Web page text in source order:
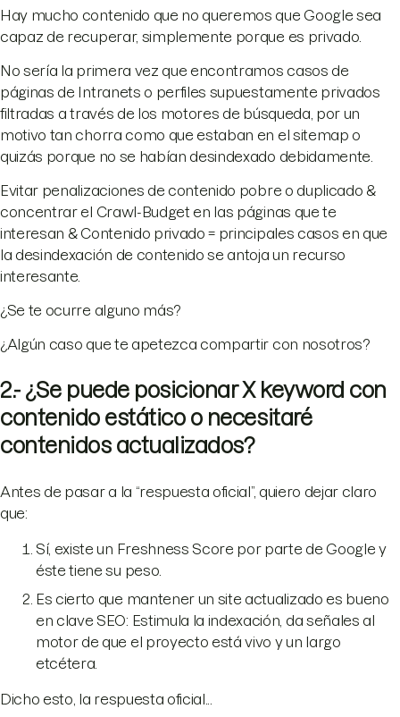
Hay mucho contenido que no queremos que Google sea
capaz de recuperar, simplemente porque es privado.
No sería la primera vez que encontramos casos de
páginas de Intranets o perfiles supuestamente privados
filtradas a través de los motores de búsqueda, por un
motivo tan chorra como que estaban en el sitemap o
quizás porque no se habían desindexado debidamente.
Evitar penalizaciones de contenido pobre o duplicado &
concentrar el Crawl-Budget en las páginas que te
interesan & Contenido privado = principales casos en que
la desindexación de contenido se antoja un recurso
interesante.
¿Se te ocurre alguno más?
¿Algún caso que te apetezca compartir con nosotros?
2.- ¿Se puede posicionar X keyword con
contenido estático o necesitaré
contenidos actualizados?
Antes de pasar a la “respuesta oficial”, quiero dejar claro
que:
Sí, existe un Freshness Score por parte de Google y
éste tiene su peso.
Es cierto que mantener un site actualizado es bueno
en clave SEO: Estimula la indexación, da señales al
motor de que el proyecto está vivo y un largo
etcétera.
Dicho esto, la respuesta oficial...